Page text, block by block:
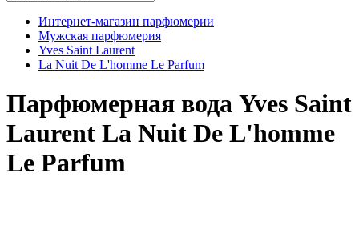
Интернет-магазин парфюмерии
Мужская парфюмерия
Yves Saint Laurent
La Nuit De L'homme Le Parfum
Парфюмерная вода Yves Saint
Laurent La Nuit De L'homme
Le Parfum